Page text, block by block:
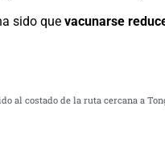
sido que vacunarse
al costado de la ruta cercana a